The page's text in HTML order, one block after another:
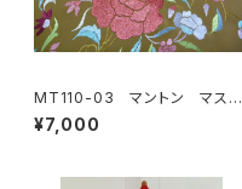
MT110-03 マントン マスタ
ード地多色刺繍
¥7,000